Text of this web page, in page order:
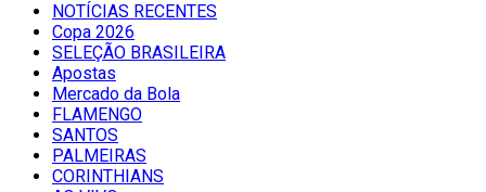
NOTÍCIAS RECENTES
Copa 2026
SELEÇÃO BRASILEIRA
Apostas
Mercado da Bola
FLAMENGO
SANTOS
PALMEIRAS
CORINTHIANS